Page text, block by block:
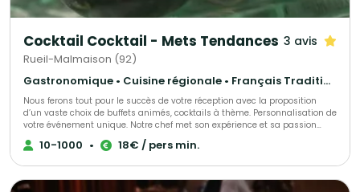
Cocktail Cocktail - Mets Tendances 3 avis
Rueil-Malmaison (92)
Gastronomique • Cuisine régionale • Français Traditionnel
Nous ferons tout pour le succès de votre réception avec la proposition
d’un vaste choix de buffets animés, cocktails à thème. Personnalisation de
votre événement unique. Notre chef met son expérience et sa passion
dans l’élaboration de votre événement, s’adaptant à chacun de vos
convives.
10-1000 • 18€ / pers min.